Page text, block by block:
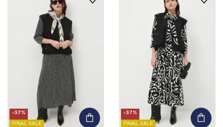
-37%
FINAL SALE
-37%
FINAL SALE